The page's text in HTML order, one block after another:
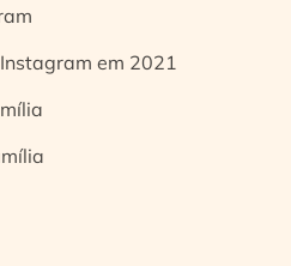
em 2021